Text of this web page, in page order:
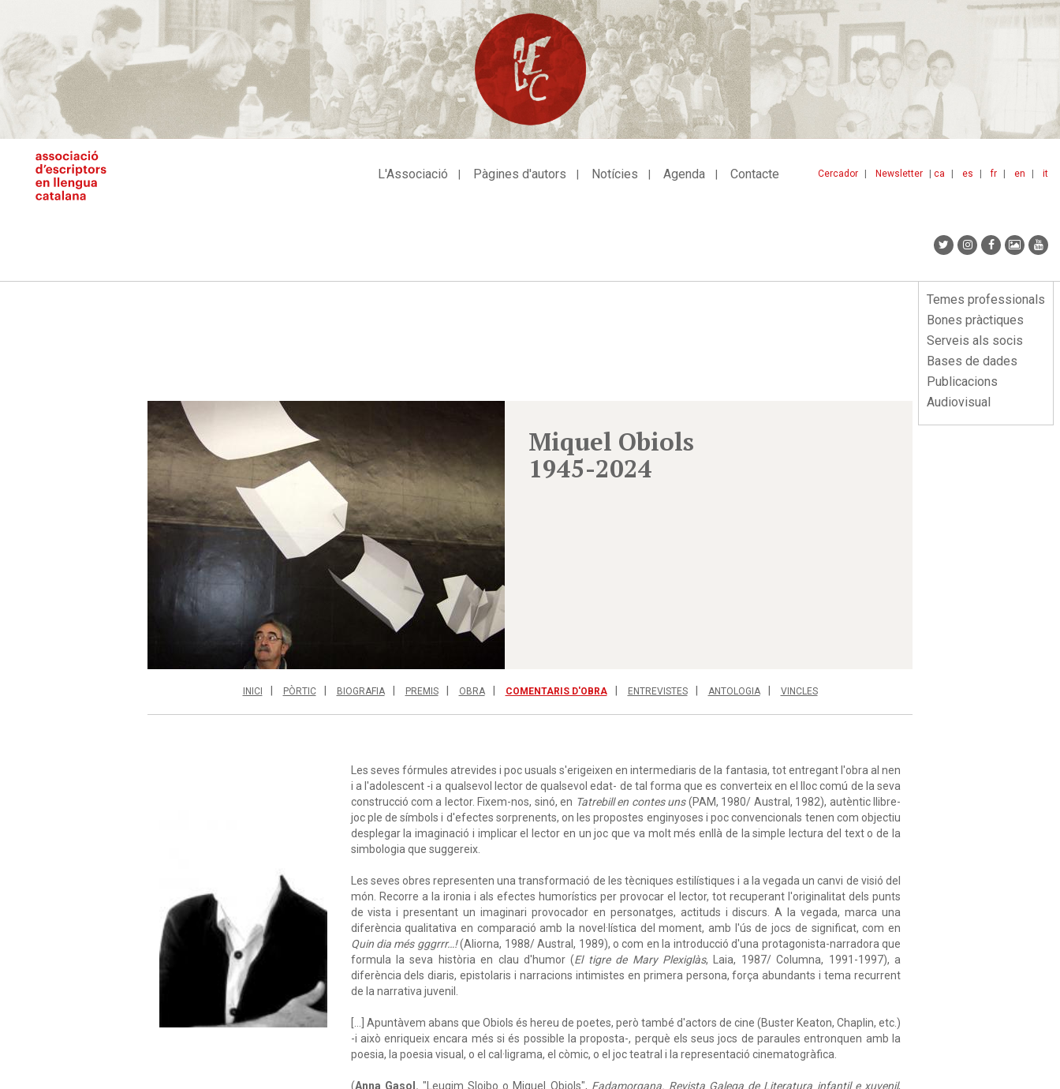
contingut
ca es fr en it
Cercador Newsletter
L'Associació Pàgines d'autors Notícies Agenda Contacte
Menu
lateral
Temes professionals
Bones pràctiques
Serveis als socis
Bases de dades
Publicacions
Audiovisual
Miquel Obiols
1945-2024
INICI PÒRTIC BIOGRAFIA PREMIS OBRA COMENTARIS D'OBRA ENTREVISTES ANTOLOGIA VINCLES
Les seves fórmules atrevides i poc usuals s'erigeixen en intermediaris de la fantasia, tot entregant l'obra al nen
i a l'adolescent -i a qualsevol lector de qualsevol edat- de tal forma que es converteix en el lloc comú de la seva
construcció com a lector. Fixem-nos, sinó, en Tatrebill en contes uns(PAM, 1980/ Austral, 1982), autèntic llibre-
joc ple de símbols i d'efectes sorprenents, on les propostes enginyoses i poc convencionals tenen com objectiu
desplegar la imaginació i implicar el lector en un joc que va molt més enllà de la simple lectura del text o de la
simbologia que suggereix.
Les seves obres representen una transformació de les tècniques estilístiques i a la vegada un canvi de visió del
món. Recorre a la ironia i als efectes humorístics per provocar el lector, tot recuperant l'originalitat dels punts
de vista i presentant un imaginari provocador en personatges, actituds i discurs. A la vegada, marca una
diferència qualitativa en comparació amb la novel·lística del moment, amb l'ús de jocs de significat, com en
Quin dia més gggrrr…!(Aliorna, 1988/ Austral, 1989), o com en la introducció d'una protagonista-narradora que
formula la seva història en clau d'humor (El tigre de Mary Plexiglàs, Laia, 1987/ Columna, 1991-1997), a
diferència dels diaris, epistolaris i narracions intimistes en primera persona, força abundants i tema recurrent
de la narrativa juvenil.
[…] Apuntàvem abans que Obiols és hereu de poetes, però també d'actors de cine (Buster Keaton, Chaplin, etc.)
-i això enriqueix encara més si és possible la proposta-, perquè els seus jocs de paraules entronquen amb la
poesia, la poesia visual, o el cal·ligrama, el còmic, o el joc teatral i la representació cinematogràfica.
(Anna Gasol. "Leuqim Sloibo o Miquel Obiols", Fadamorgana. Revista Galega de Literatura infantil e xuvenil,